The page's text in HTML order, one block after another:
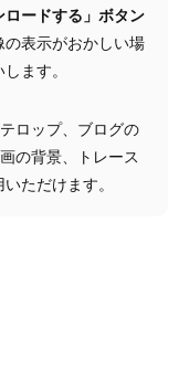
ロードする」ボタン
の表示がおかしい場
ます。
ロップ、ブログの
の背景、トレース
ただけます。